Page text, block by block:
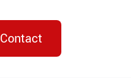
Contact